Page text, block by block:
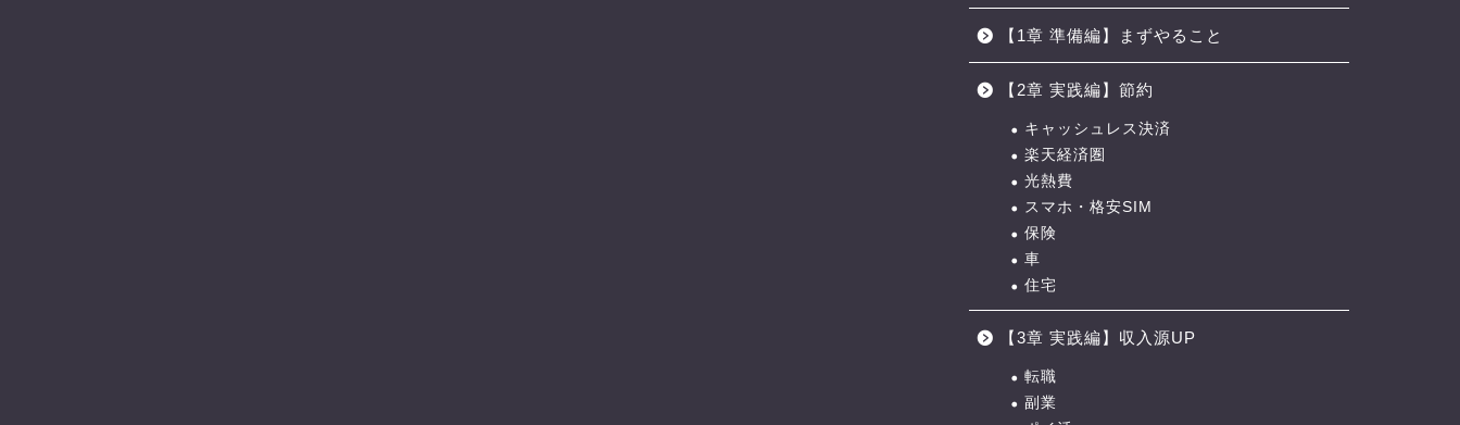
【1章 準備編】まずやること
【2章 実践編】節約
キャッシュレス決済
楽天経済圏
光熱費
スマホ・格安SIM
保険
車
住宅
【3章 実践編】収入源UP
転職
副業